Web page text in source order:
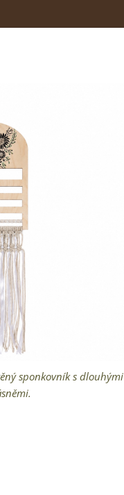
sponkovník s dlouhými
sponkovníku s
a výřezy.